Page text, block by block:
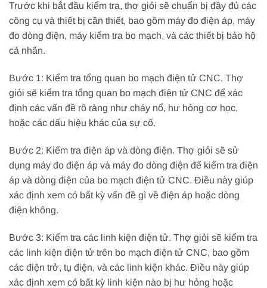
Trước khi bắt đầu kiểm tra, thợ giỏi sẽ chuẩn bị đầy đủ các
công cụ và thiết bị cần thiết, bao gồm máy đo điện áp, máy
đo dòng điện, máy kiểm tra bo mạch, và các thiết bị bảo hộ
cá nhân.
Bước 1: Kiểm tra tổng quan bo mạch điện tử CNC. Thợ
giỏi sẽ kiểm tra tổng quan bo mạch điện tử CNC để xác
định các vấn đề rõ ràng như cháy nổ, hư hỏng cơ học,
hoặc các dấu hiệu khác của sự cố.
Bước 2: Kiểm tra điện áp và dòng điện. Thợ giỏi sẽ sử
dụng máy đo điện áp và máy đo dòng điện để kiểm tra điện
áp và dòng điện của bo mạch điện tử CNC. Điều này giúp
xác định xem có bất kỳ vấn đề gì về điện áp hoặc dòng
điện không.
Bước 3: Kiểm tra các linh kiện điện tử. Thợ giỏi sẽ kiểm tra
các linh kiện điện tử trên bo mạch điện tử CNC, bao gồm
các điện trở, tụ điện, và các linh kiện khác. Điều này giúp
xác định xem có bất kỳ linh kiện nào bị hư hỏng hoặc